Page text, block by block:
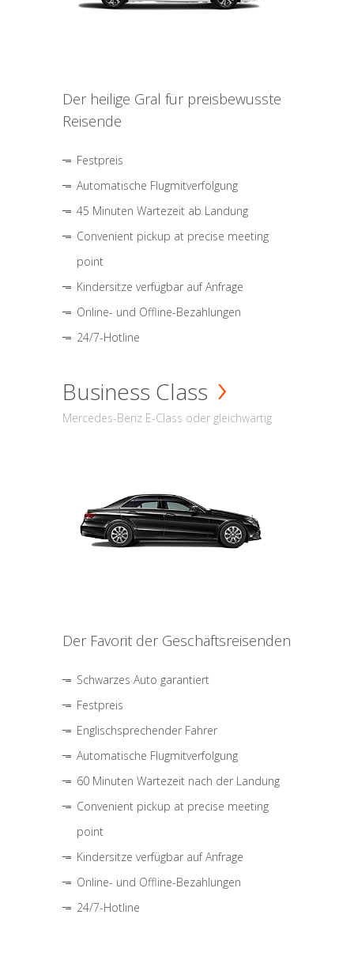
Der heilige Gral für preisbewusste
Reisende
Festpreis
Automatische Flugmitverfolgung
45 Minuten Wartezeit ab Landung
Convenient pickup at precise meeting
point
Kindersitze verfügbar auf Anfrage
Online- und Offline-Bezahlungen
24/7-Hotline
Business Class
Mercedes-Benz E-Class oder gleichwärtig
Der Favorit der Geschäftsreisenden
Schwarzes Auto garantiert
Festpreis
Englischsprechender Fahrer
Automatische Flugmitverfolgung
60 Minuten Wartezeit nach der Landung
Convenient pickup at precise meeting
point
Kindersitze verfügbar auf Anfrage
Online- und Offline-Bezahlungen
24/7-Hotline